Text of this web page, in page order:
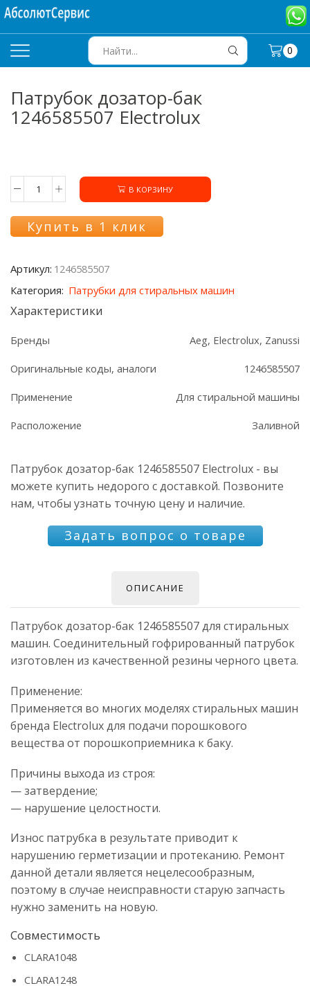
INPUT
0
Патрубок дозатор-бак
1246585507 Electrolux
Количество
Патрубок
дозатор-
Electrolux
В КОРЗИНУ
Купить в 1 клик
Артикул: 1246585507
Категория: Патрубки для стиральных машин
Характеристики
Бренды Aeg, Electrolux, Zanussi
Оригинальные коды, аналоги 1246585507
Применение Для стиральной машины
Расположение Заливной
Патрубок дозатор-бак 1246585507 Electrolux - вы
можете купить недорого с доставкой. Позвоните
нам, чтобы узнать точную цену и наличие.
Задать вопрос о товаре
ОПИСАНИЕ
Патрубок дозатор-бак 1246585507 для стиральных
машин. Соединительный гофрированный патрубок
изготовлен из качественной резины черного цвета.
Применение:
Применяется во многих моделях стиральных машин
бренда Electrolux для подачи порошкового
вещества от порошкоприемника к баку.
Причины выхода из строя:
— затвердение;
— нарушение целостности.
Износ патрубка в результате приводит к
нарушению герметизации и протеканию. Ремонт
данной детали является нецелесообразным,
поэтому в случае неисправности старую запчасть
нужно заменить на новую.
Совместимость
CLARA1048
CLARA1248